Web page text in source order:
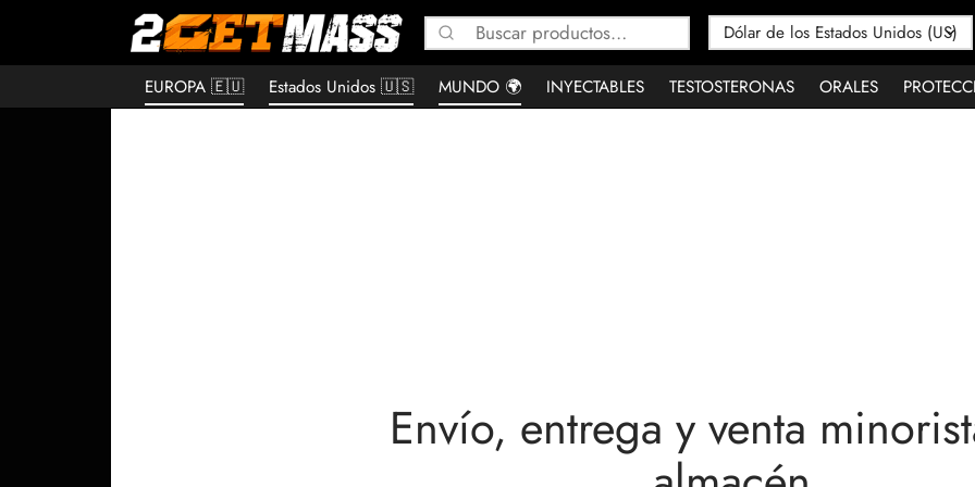
Buscar
por:
EUROPA 🇪🇺 Estados Unidos 🇺🇸 MUNDO 🌍 INYECTABLES TESTOSTERONAS ORALES
Envío, entrega y venta